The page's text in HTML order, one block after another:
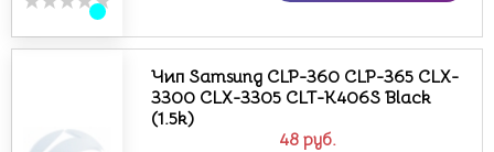
48 руб.
Чип Samsung CLP-360 CLP-365 CLX-
3300 CLX-3305 CLT-K406S Вlack
(1.5k)